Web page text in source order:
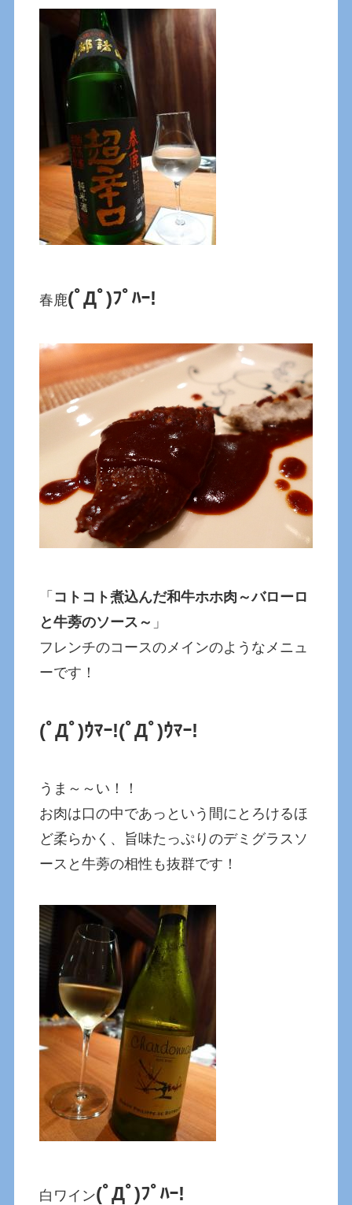
春鹿(ﾟДﾟ)ﾌﾟﾊｰ!
「 コトコト煮込んだ和牛ホホ肉～バローロ
と牛蒡のソース～ 」
フレンチのコースのメインのようなメニュ
ーです！
(ﾟДﾟ)ｳﾏｰ!(ﾟДﾟ)ｳﾏｰ!
うま～～い！！
お肉は口の中であっという間にとろけるほ
ど柔らかく、旨味たっぷりのデミグラスソ
ースと牛蒡の相性も抜群です！
白ワイン(ﾟДﾟ)ﾌﾟﾊｰ!